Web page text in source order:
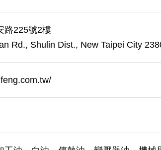
路225號2樓
Rd., Shulin Dist., New Taipei City